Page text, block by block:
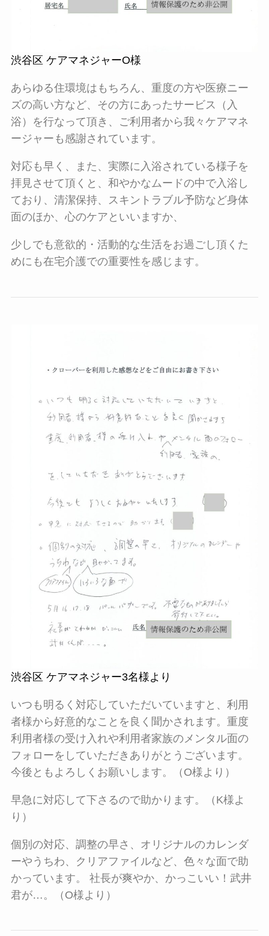
渋谷区 ケアマネジャーO様
あらゆる住環境はもちろん、重度の方や医療ニー
ズの高い方など、その方にあったサービス（入
浴）を行なって頂き、ご利用者から我々ケアマネ
ージャーも感謝されています。
対応も早く、また、実際に入浴されている様子を
拝見させて頂くと、和やかなムードの中で入浴し
ており、清潔保持、スキントラブル予防など身体
面のほか、心のケアといいますか、
少しでも意欲的・活動的な生活をお過ごし頂くた
めにも在宅介護での重要性を感じます。
渋谷区 ケアマネジャー3名様より
いつも明るく対応していただいていますと、利用
者様から好意的なことを良く聞かされます。重度
利用者様の受け入れや利用者家族のメンタル面の
フォローをしていただきありがとうございます。
今後ともよろしくお願いします。（O様より）
早急に対応して下さるので助かります。（K様よ
り）
個別の対応、調整の早さ、オリジナルのカレンダ
ーやうちわ、クリアファイルなど、色々な面で助
かっています。 社長が爽やか、かっこいい！武井
君が…。（O様より）